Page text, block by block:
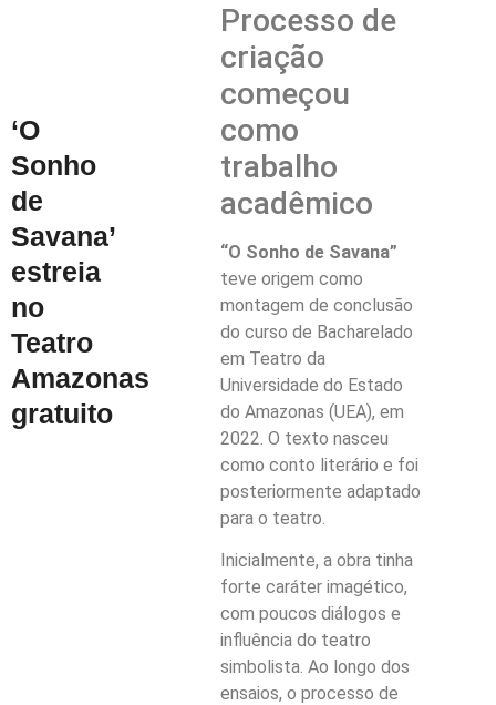
‘O
Sonho
de
Savana’
estreia
no
Teatro
Amazonas
gratuito
Processo de
criação
começou
como
trabalho
acadêmico
“O Sonho de Savana”
teve origem como
montagem de conclusão
do curso de Bacharelado
em Teatro da
Universidade do Estado
do Amazonas (UEA), em
2022. O texto nasceu
como conto literário e foi
posteriormente adaptado
para o teatro.
Inicialmente, a obra tinha
forte caráter imagético,
com poucos diálogos e
influência do teatro
simbolista. Ao longo dos
ensaios, o processo de